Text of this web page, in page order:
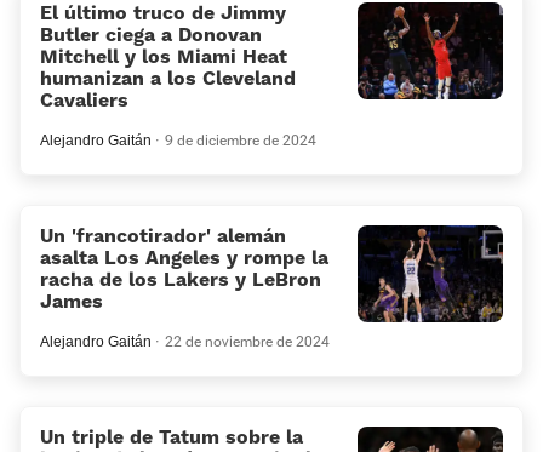
El último truco de Jimmy
Butler ciega a Donovan
Mitchell y los Miami Heat
humanizan a los Cleveland
Cavaliers
Alejandro Gaitán 9 de diciembre de 2024
Un 'francotirador' alemán
asalta Los Angeles y rompe la
racha de los Lakers y LeBron
James
Alejandro Gaitán 22 de noviembre de 2024
Un triple de Tatum sobre la